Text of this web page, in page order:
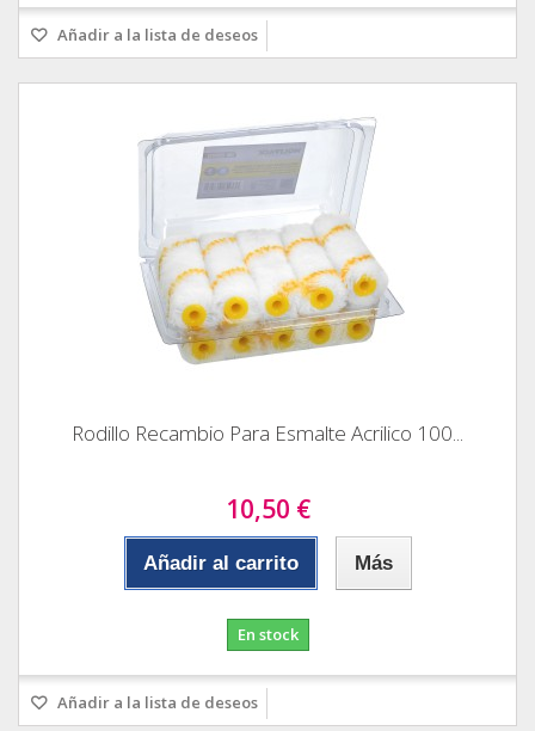
Añadir a la lista de deseos
Rodillo Recambio Para Esmalte Acrilico 100...
10,50 €
Añadir al carrito Más
En stock
Añadir a la lista de deseos